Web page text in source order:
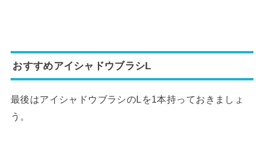
おすすめアイシャドウブラシL
最後はアイシャドウブラシのLを1本持っておきましょ
う。